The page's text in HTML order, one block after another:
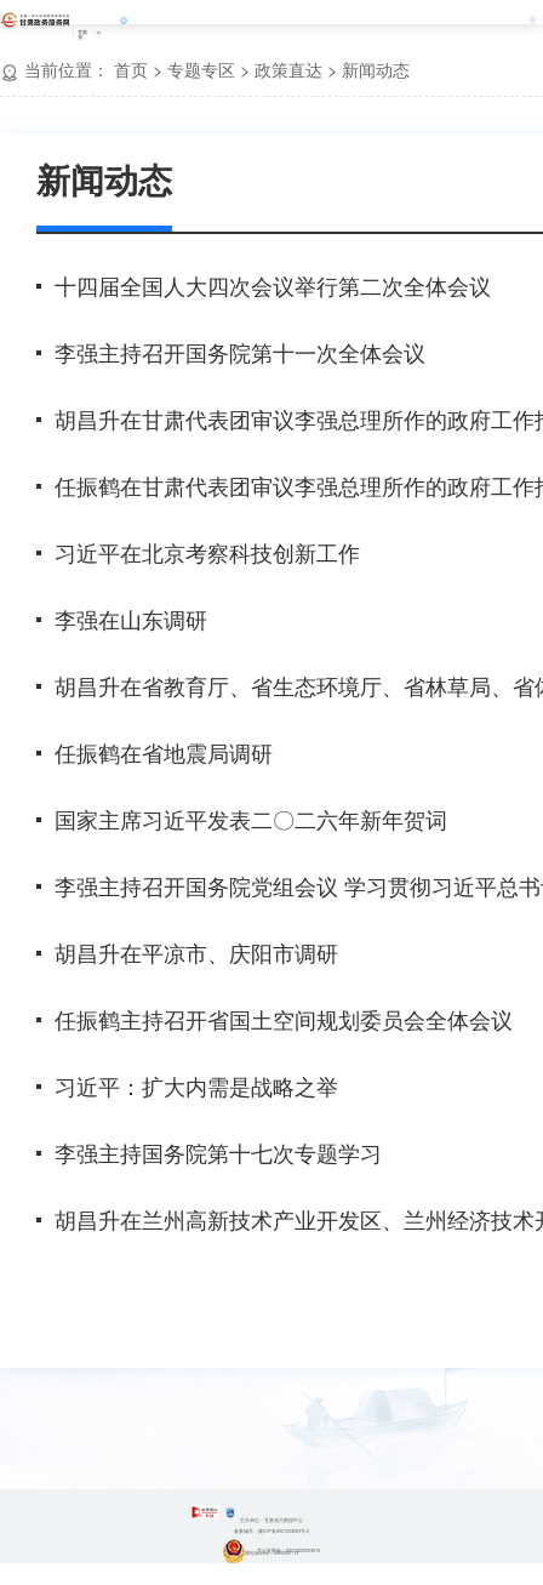
甘肃
省
当前位置： 首页 > 专题专区 > 政策直达 > 新闻动态
新闻动态
十四届全国人大四次会议举行第二次全体会议
李强主持召开国务院第十一次全体会议
胡昌升在甘肃代表团审议李强总理所作的政府工作
任振鹤在甘肃代表团审议李强总理所作的政府工作
习近平在北京考察科技创新工作
李强在山东调研
胡昌升在省教育厅、省生态环境厅、省林草局、
任振鹤在省地震局调研
国家主席习近平发表二〇二六年新年贺词
李强主持召开国务院党组会议 学习贯彻习近平总
胡昌升在平凉市、庆阳市调研
任振鹤主持召开省国土空间规划委员会全体会议
习近平：扩大内需是战略之举
李强主持国务院第十七次专题学习
胡昌升在兰州高新技术产业开发区、兰州经济技术
主办单位：甘肃省大数据中心
备案编号：陇ICP备2021003653号-2
甘公安网备：62010202003515
网站标识码：6200000113